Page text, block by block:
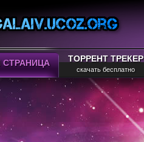
СТРАНИЦА ТОРРЕНТ ТРЕКЕР
скачать бесплатно